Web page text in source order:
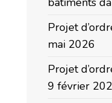
Projet
mai 2026
Projet
9 février